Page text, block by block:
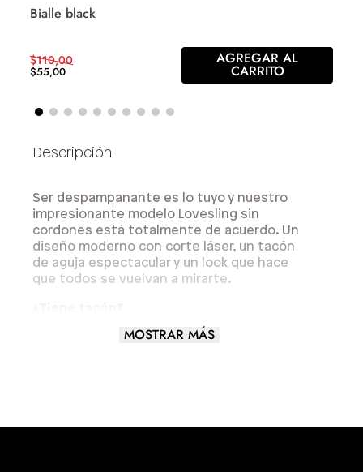
Bialle black
$110,00
$55,00
AGREGAR AL
CARRITO
Ser despampanante es lo tuyo y nuestro
impresionante modelo Lovesling sin
cordones está totalmente de acuerdo. Un
diseño moderno con corte láser, un tacón
de aguja espectacular y un look que hace
que todos se vuelvan a mirarte.
MOSTRAR MÁS